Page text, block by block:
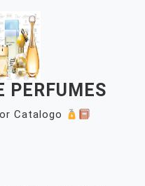
PERFUMES
Catalogo